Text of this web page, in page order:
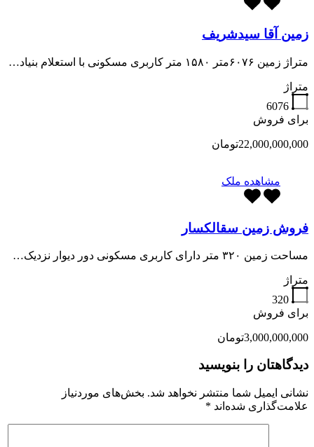
زمین آقا سیدشریف
متراژ زمین ۶۰۷۶متر ۱۵۸۰ متر کاربری مسکونی با استعلام بنیاد…
متراژ
6076
برای فروش
22,000,000,000تومان
مشاهده ملک
فروش زمین سقالکسار
مساحت زمین ۳۲۰ متر دارای کاربری مسکونی دور دیوار نزدیک…
متراژ
320
برای فروش
3,000,000,000تومان
دیدگاهتان را بنویسید
نشانی ایمیل شما منتشر نخواهد شد. بخش‌های موردنیاز
علامت‌گذاری شده‌اند *